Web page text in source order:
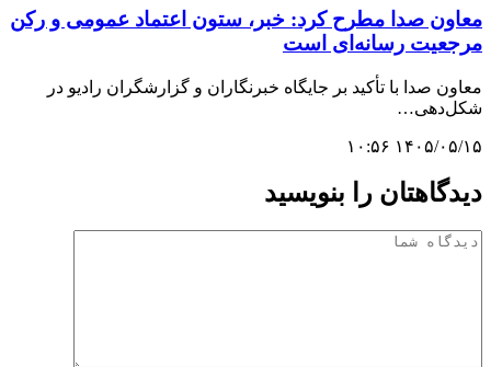
معاون صدا مطرح کرد: خبر، ستون اعتماد عمومی و رکن
مرجعیت رسانه‌ای است
معاون صدا با تأکید بر جایگاه خبرنگاران و گزارشگران رادیو در
شکل‌دهی…
۱۴۰۵/۰۵/۱۵ ۱۰:۵۶
دیدگاهتان را بنویسید